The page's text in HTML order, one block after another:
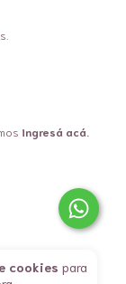
cookies para
ingresá acá.